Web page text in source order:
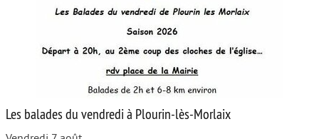
Les balades du vendredi à Plourin-lès-Morlaix